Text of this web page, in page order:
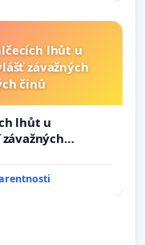
lhůt u
závažných
činů
lhůt u